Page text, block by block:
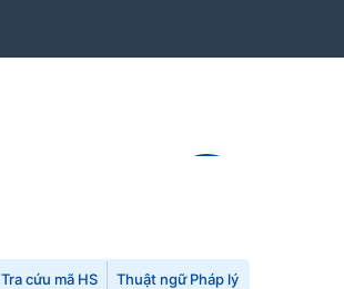
Tra cứu mã HS Thuật ngữ Pháp lý